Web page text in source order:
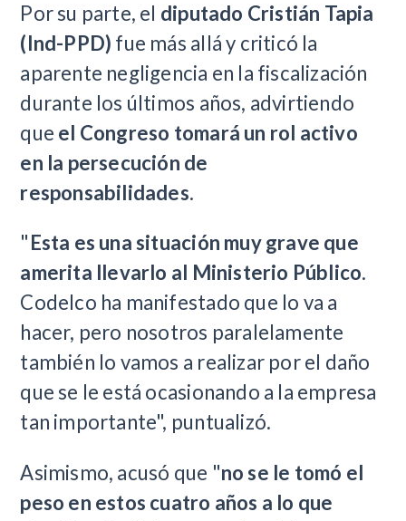
Por su parte, el diputado Cristián Tapia
(Ind-PPD) fue más allá y criticó la
aparente negligencia en la fiscalización
durante los últimos años, advirtiendo
que el Congreso tomará un rol activo
en la persecución de
responsabilidades.
"Esta es una situación muy grave que
amerita llevarlo al Ministerio Público.
Codelco ha manifestado que lo va a
hacer, pero nosotros paralelamente
también lo vamos a realizar por el daño
que se le está ocasionando a la empresa
tan importante", puntualizó.
Asimismo, acusó que "no se le tomó el
peso en estos cuatro años a lo que